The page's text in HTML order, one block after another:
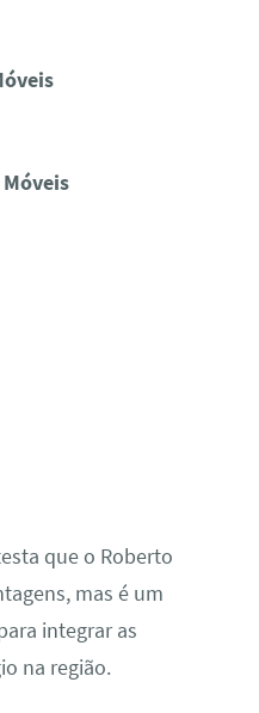
que o Roberto
mas é um
integrar as
na região.